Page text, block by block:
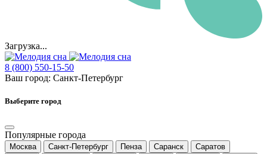
Загрузка...
8 (800) 550-15-50
Ваш город: Санкт-Петербург
Выберите город
Популярные города
Москва Санкт-Петербург Пенза Саранск
Саратов